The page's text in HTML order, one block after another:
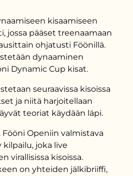
kisaamiseen
jossa pääset treenaamaan
ohjatusti Föönillä.
dynaaminen
Dynamic Cup kisat.
seuraavissa kisoissa
ja niitä harjoitellaan
teoriat käydään läpi.
Fööni Openiin valmistava
joka live
virallisissa kisoissa.
on yhteiden jälkibriiffi,